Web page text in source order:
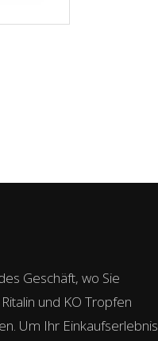
Geschäft, wo Sie
und KO Tropfen
Um Ihr Einkaufserlebnis